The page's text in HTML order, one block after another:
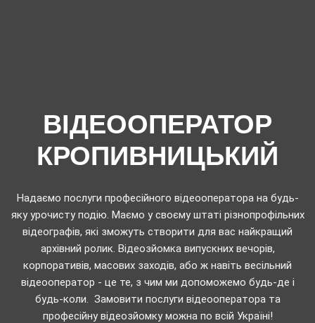
ВІДЕООПЕРАТОР
КРОПИВНИЦЬКИЙ
Надаємо послуги професійного відеооператора на будь-
яку урочисту подію. Маємо у своєму штаті різнопрофільних
відеографів, які зможуть створити для вас найкращий
архівний ролик. Відеозйомка випускних вечорів,
корпоративів, масових заходів, або ж навіть весільний
відеооператор - це те, з чим ми допоможемо будь-де і
будь-коли. Замовити послуги відеооператора та
професійну відеозйомку можна по всій Україні!